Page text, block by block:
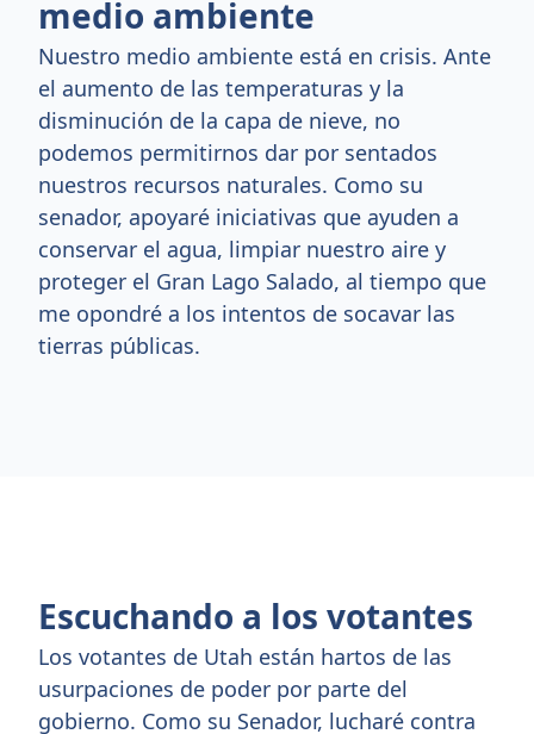
medio ambiente
Nuestro medio ambiente está en crisis. Ante
el aumento de las temperaturas y la
disminución de la capa de nieve, no
podemos permitirnos dar por sentados
nuestros recursos naturales. Como su
senador, apoyaré iniciativas que ayuden a
conservar el agua, limpiar nuestro aire y
proteger el Gran Lago Salado, al tiempo que
me opondré a los intentos de socavar las
tierras públicas.
Escuchando a los votantes
Los votantes de Utah están hartos de las
usurpaciones de poder por parte del
gobierno. Como su Senador, lucharé contra